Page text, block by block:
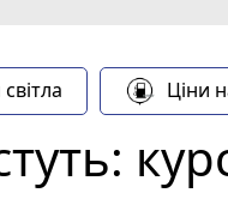
Ціни